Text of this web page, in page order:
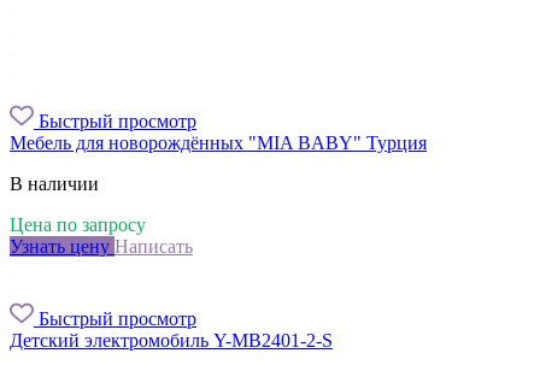
Быстрый просмотр
Мебель для новорождённых "MIA BABY" Турция
В наличии
Цена по запросу
Узнать цену Написать
Быстрый просмотр
Детский электромобиль Y-MB2401-2-S